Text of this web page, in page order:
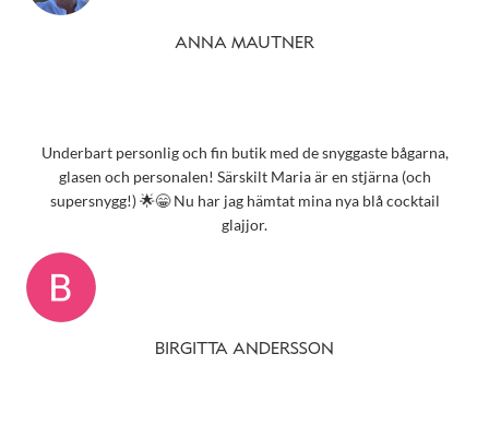
ANNA MAUTNER
Underbart personlig och fin butik med de snyggaste bågarna,
glasen och personalen! Särskilt Maria är en stjärna (och
supersnygg!) 🌟😁 Nu har jag hämtat mina nya blå cocktail
glajjor.
BIRGITTA ANDERSSON